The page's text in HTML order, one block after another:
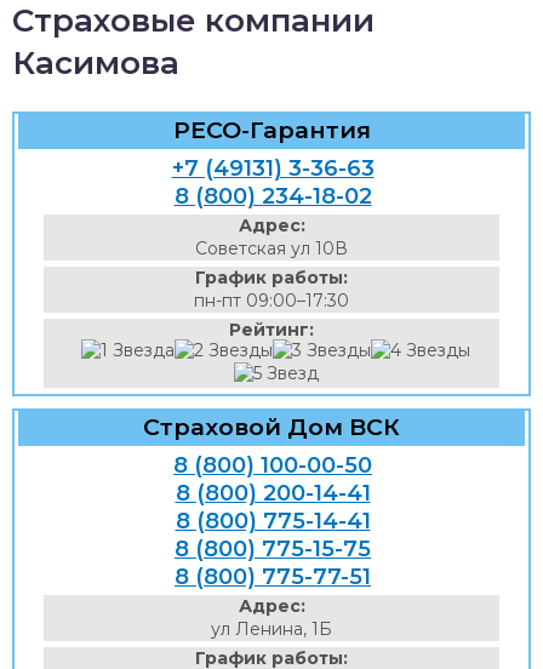
Страховые компании
Касимова
РЕСО-Гарантия
+7 (49131) 3-36-63
8 (800) 234-18-02
Адрес:
Советская ул 10В
График работы:
пн-пт 09:00–17:30
Рейтинг:
Страховой Дом ВСК
8 (800) 100-00-50
8 (800) 200-14-41
8 (800) 775-14-41
8 (800) 775-15-75
8 (800) 775-77-51
Адрес:
ул Ленина, 1Б
График работы: